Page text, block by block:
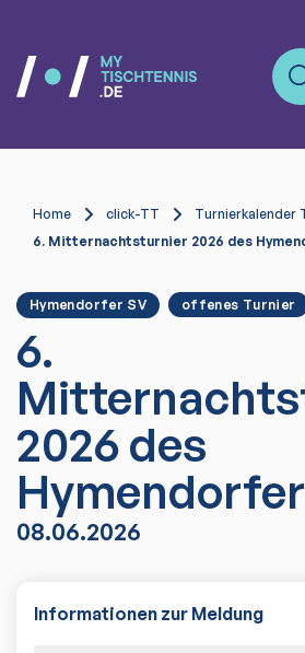
Home click-TT
Turnierkalender
6. Mitternachtsturnier 2026 des
Hymendorfer SV offenes Turnier
6.
2026 des
08.06.2026
Informationen zur Meldung